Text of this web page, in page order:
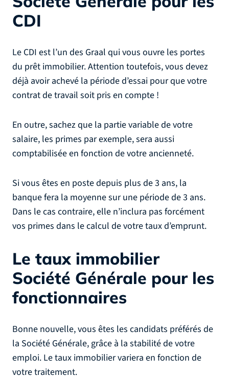
CDI
Le CDI est l’un des Graal qui vous ouvre les portes
du prêt immobilier. Attention toutefois, vous devez
déjà avoir achevé la période d’essai pour que votre
contrat de travail soit pris en compte !
En outre, sachez que la partie variable de votre
salaire, les primes par exemple, sera aussi
comptabilisée en fonction de votre ancienneté.
Si vous êtes en poste depuis plus de 3 ans, la
banque fera la moyenne sur une période de 3 ans.
Dans le cas contraire, elle n’inclura pas forcément
vos primes dans le calcul de votre taux d’emprunt.
Le taux immobilier
Société Générale pour les
fonctionnaires
Bonne nouvelle, vous êtes les candidats préférés de
la Société Générale, grâce à la stabilité de votre
emploi. Le taux immobilier variera en fonction de
votre traitement.